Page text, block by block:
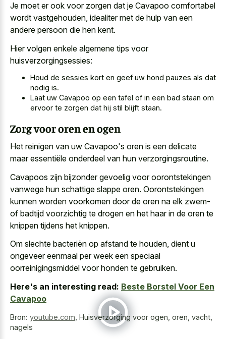
Je moet er ook voor zorgen dat je Cavapoo comfortabel
wordt vastgehouden, idealiter met de hulp van een
andere persoon die hen kent.
Hier volgen enkele algemene tips voor
huisverzorgingsessies:
Houd de sessies kort en geef uw hond pauzes als dat
nodig is.
Laat uw Cavapoo op een tafel of in een bad staan om
ervoor te zorgen dat hij stil blijft staan.
Zorg voor oren en ogen
Het reinigen van uw Cavapoo's oren is een delicate
maar essentiële onderdeel van hun verzorgingsroutine.
Cavapoos zijn bijzonder gevoelig voor oorontstekingen
vanwege hun schattige slappe oren. Oorontstekingen
kunnen worden voorkomen door de oren na elk zwem-
of badtijd voorzichtig te drogen en het haar in de oren te
knippen tijdens het knippen.
Om slechte bacteriën op afstand te houden, dient u
ongeveereenmaal per week een speciaal
oorreinigingsmiddel voor honden te gebruiken.
Here's an interesting read: Beste Borstel Voor Een
Cavapoo
Bron: youtube.com Huisverzorging voor ogen, oren, vacht,
nagels